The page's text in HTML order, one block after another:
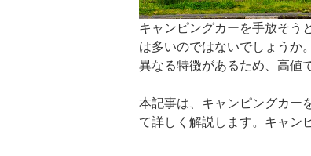
キャンピングカーを手放そう
は多いのではないでしょうか
異なる特徴があるため、高値
本記事は、キャンピングカー
て詳しく解説します。キャン